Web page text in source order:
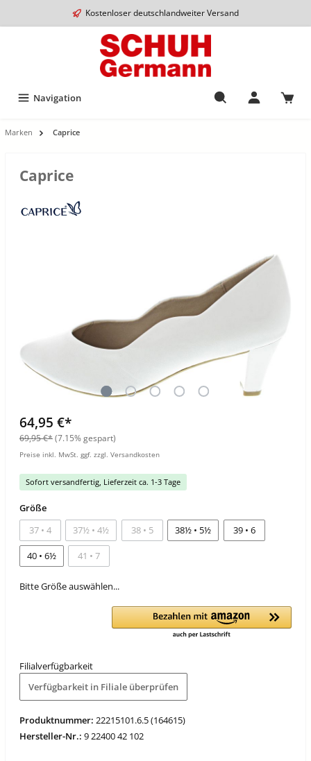
Kostenloser deutschlandweiter Versand
Navigation
Marken Caprice
Caprice
64,95 €*
69,95 €*(7.15% gespart)
Preise inkl. MwSt. ggf. zzgl. Versandkosten
Sofort versandfertig, Lieferzeit ca. 1-3 Tage
Größe
37 • 4
37½ • 4½ 38 • 5 38½ • 5½ 39 • 6
40 • 6½ 41 • 7
Bitte Größe auswählen...
Filialverfügbarkeit
Verfügbarkeit in Filiale überprüfen
Produktnummer: 22215101.6.5 (164615)
Hersteller-Nr.: 9 22400 42 102